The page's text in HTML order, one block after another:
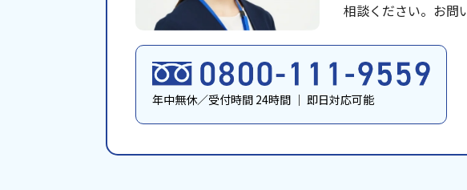
相談ください。お問
年中無休／受付時間 24時間 ｜ 即日対応可能